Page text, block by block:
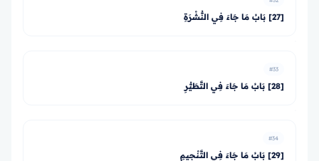
[27] بَابُ مَا جَاءَ فِي النُّشْرَةِ
#33
[28] بَابُ مَا جَاءَ فِي التَّطَيُّرِ
#34
[29] بَابُ مَا جَاءَ فِي التَّنْجِيمِ